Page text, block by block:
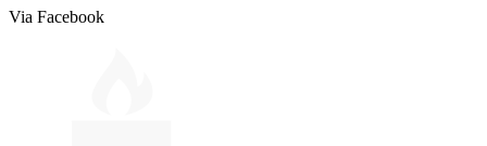
Via Facebook